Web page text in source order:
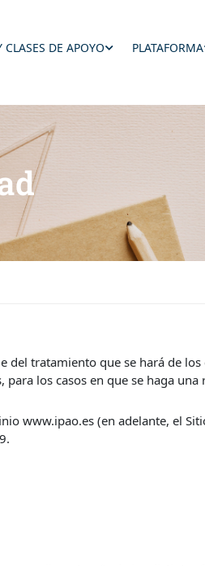
CLASES DE APOYO PLATAFORMA
tratamiento que se hará de
los casos en que se haga
www.ipao.es (en adelante, el